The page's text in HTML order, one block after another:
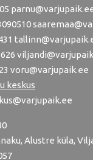
voru@varjupaik.ee
keskus
Alustre küla,